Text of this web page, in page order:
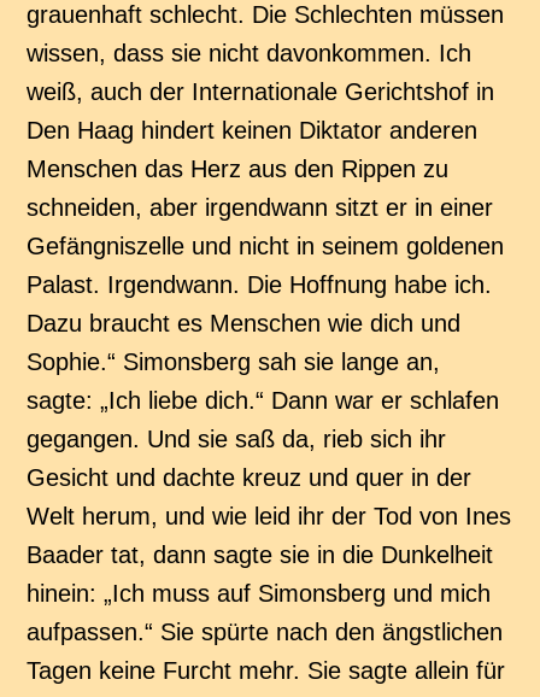
grauenhaft schlecht. Die Schlechten müssen
wissen, dass sie nicht davonkommen. Ich
weiß, auch der Internationale Gerichtshof in
Den Haag hindert keinen Diktator anderen
Menschen das Herz aus den Rippen zu
schneiden, aber irgendwann sitzt er in einer
Gefängniszelle und nicht in seinem goldenen
Palast. Irgendwann. Die Hoffnung habe ich.
Dazu braucht es Menschen wie dich und
Sophie.“ Simonsberg sah sie lange an,
sagte: „Ich liebe dich.“ Dann war er schlafen
gegangen. Und sie saß da, rieb sich ihr
Gesicht und dachte kreuz und quer in der
Welt herum, und wie leid ihr der Tod von Ines
Baader tat, dann sagte sie in die Dunkelheit
hinein: „Ich muss auf Simonsberg und mich
aufpassen.“ Sie spürte nach den ängstlichen
Tagen keine Furcht mehr. Sie sagte allein für